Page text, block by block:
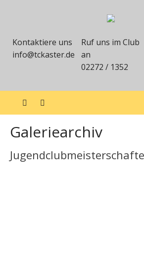
Kontaktiere uns
info@tckaster.de
Ruf uns im Club
an
02272 / 1352
Galeriearchiv